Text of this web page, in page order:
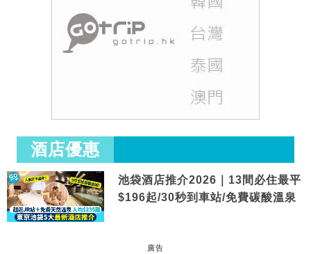
酒店優惠
池袋酒店推介2026｜13間必住最平
$196起/30秒到車站/免費碳酸溫泉
廣告